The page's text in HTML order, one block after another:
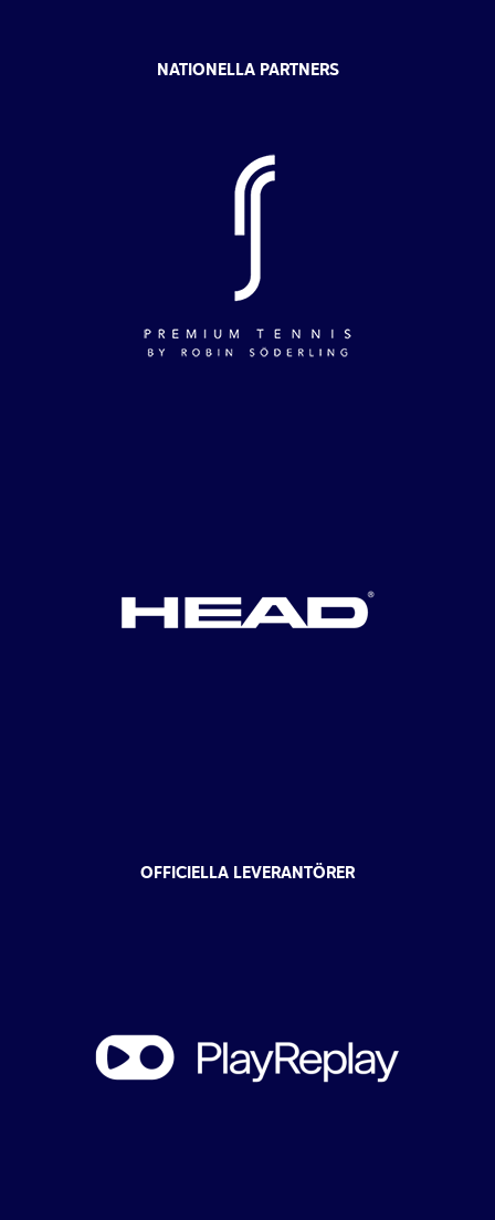
NATIONELLA PARTNERS
OFFICIELLA LEVERANTÖRER